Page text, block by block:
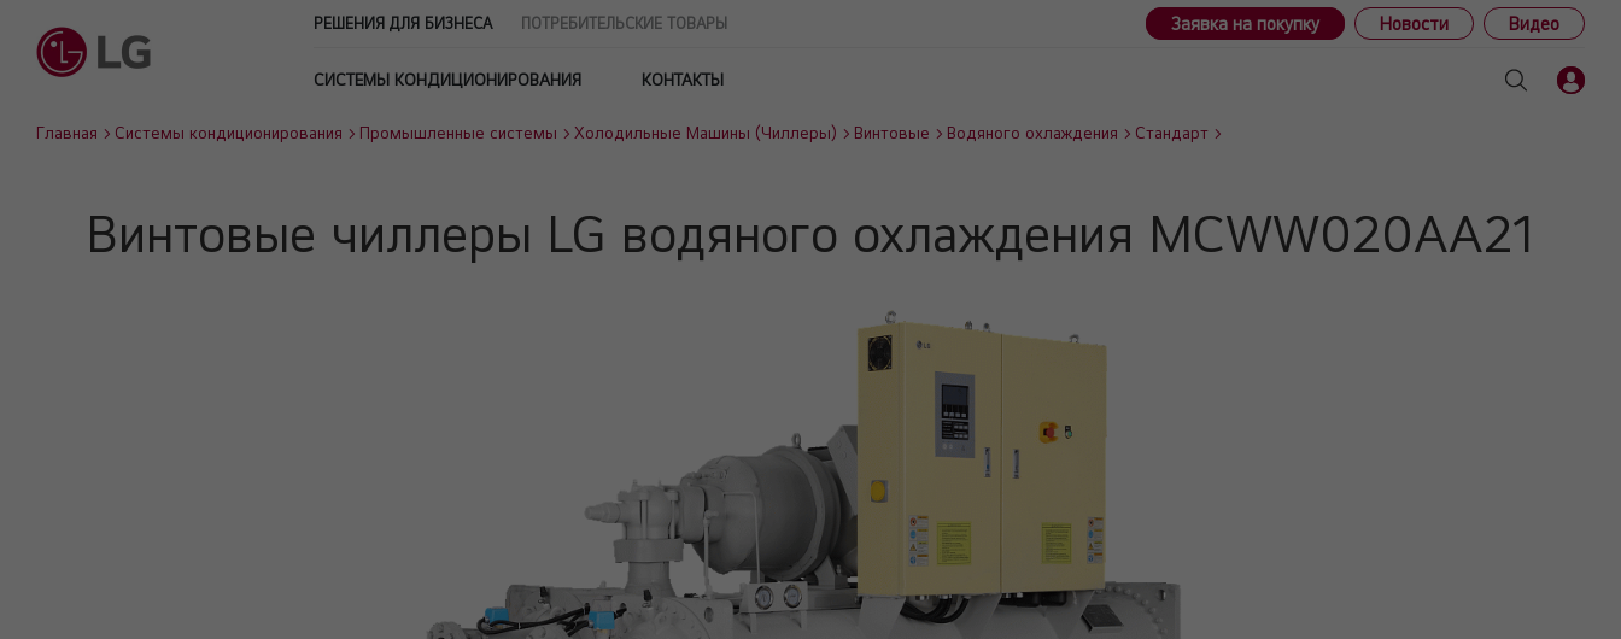
РЕШЕНИЯ ДЛЯ БИЗНЕСА ПОТРЕБИТЕЛЬСКИЕ ТОВАРЫ Заявка на покупку Новости Видео
СИСТЕМЫ КОНДИЦИОНИРОВАНИЯ КОНТАКТЫ
Главная Системы кондиционирования Промышленные системы Холодильные Машины (Чиллеры) Винтовые Водяного охлаждения Стандарт
Винтовые чиллеры LG водяного охлаждения MCWW020AA21